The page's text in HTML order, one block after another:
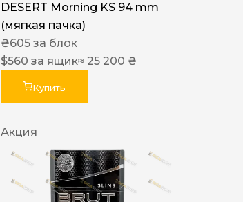
DESERT Morning KS 94 mm
(мягкая пачка)
₴605 за блок
$560 за ящик≈ 25 200 ₴
Купить
Акция